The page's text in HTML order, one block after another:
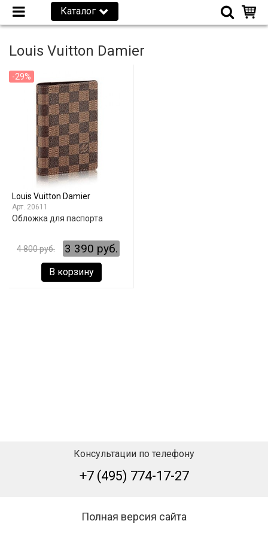
Каталог
Louis Vuitton Damier
-29%
Louis Vuitton Damier
20611
Обложка для паспорта
4 800 руб. 3 390 руб.
В корзину
Консультации по телефону
+7 (495) 774-17-27
Полная версия сайта